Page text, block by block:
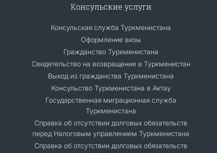
Консульские услуги
Консульская служба Туркменистана
Оформление визы
Гражданство Туркменистана
Cвидетельство на возвращение в Туркменистан
Выход из гражданства Туркменистана
Консульство Туркменистана в Актау
Государственная миграционная служба
Туркменистана
Справка об отсутствии долговых обязательств
перед Налоговым управлением Туркменистана
Справка об отсутствии долговых обязательств